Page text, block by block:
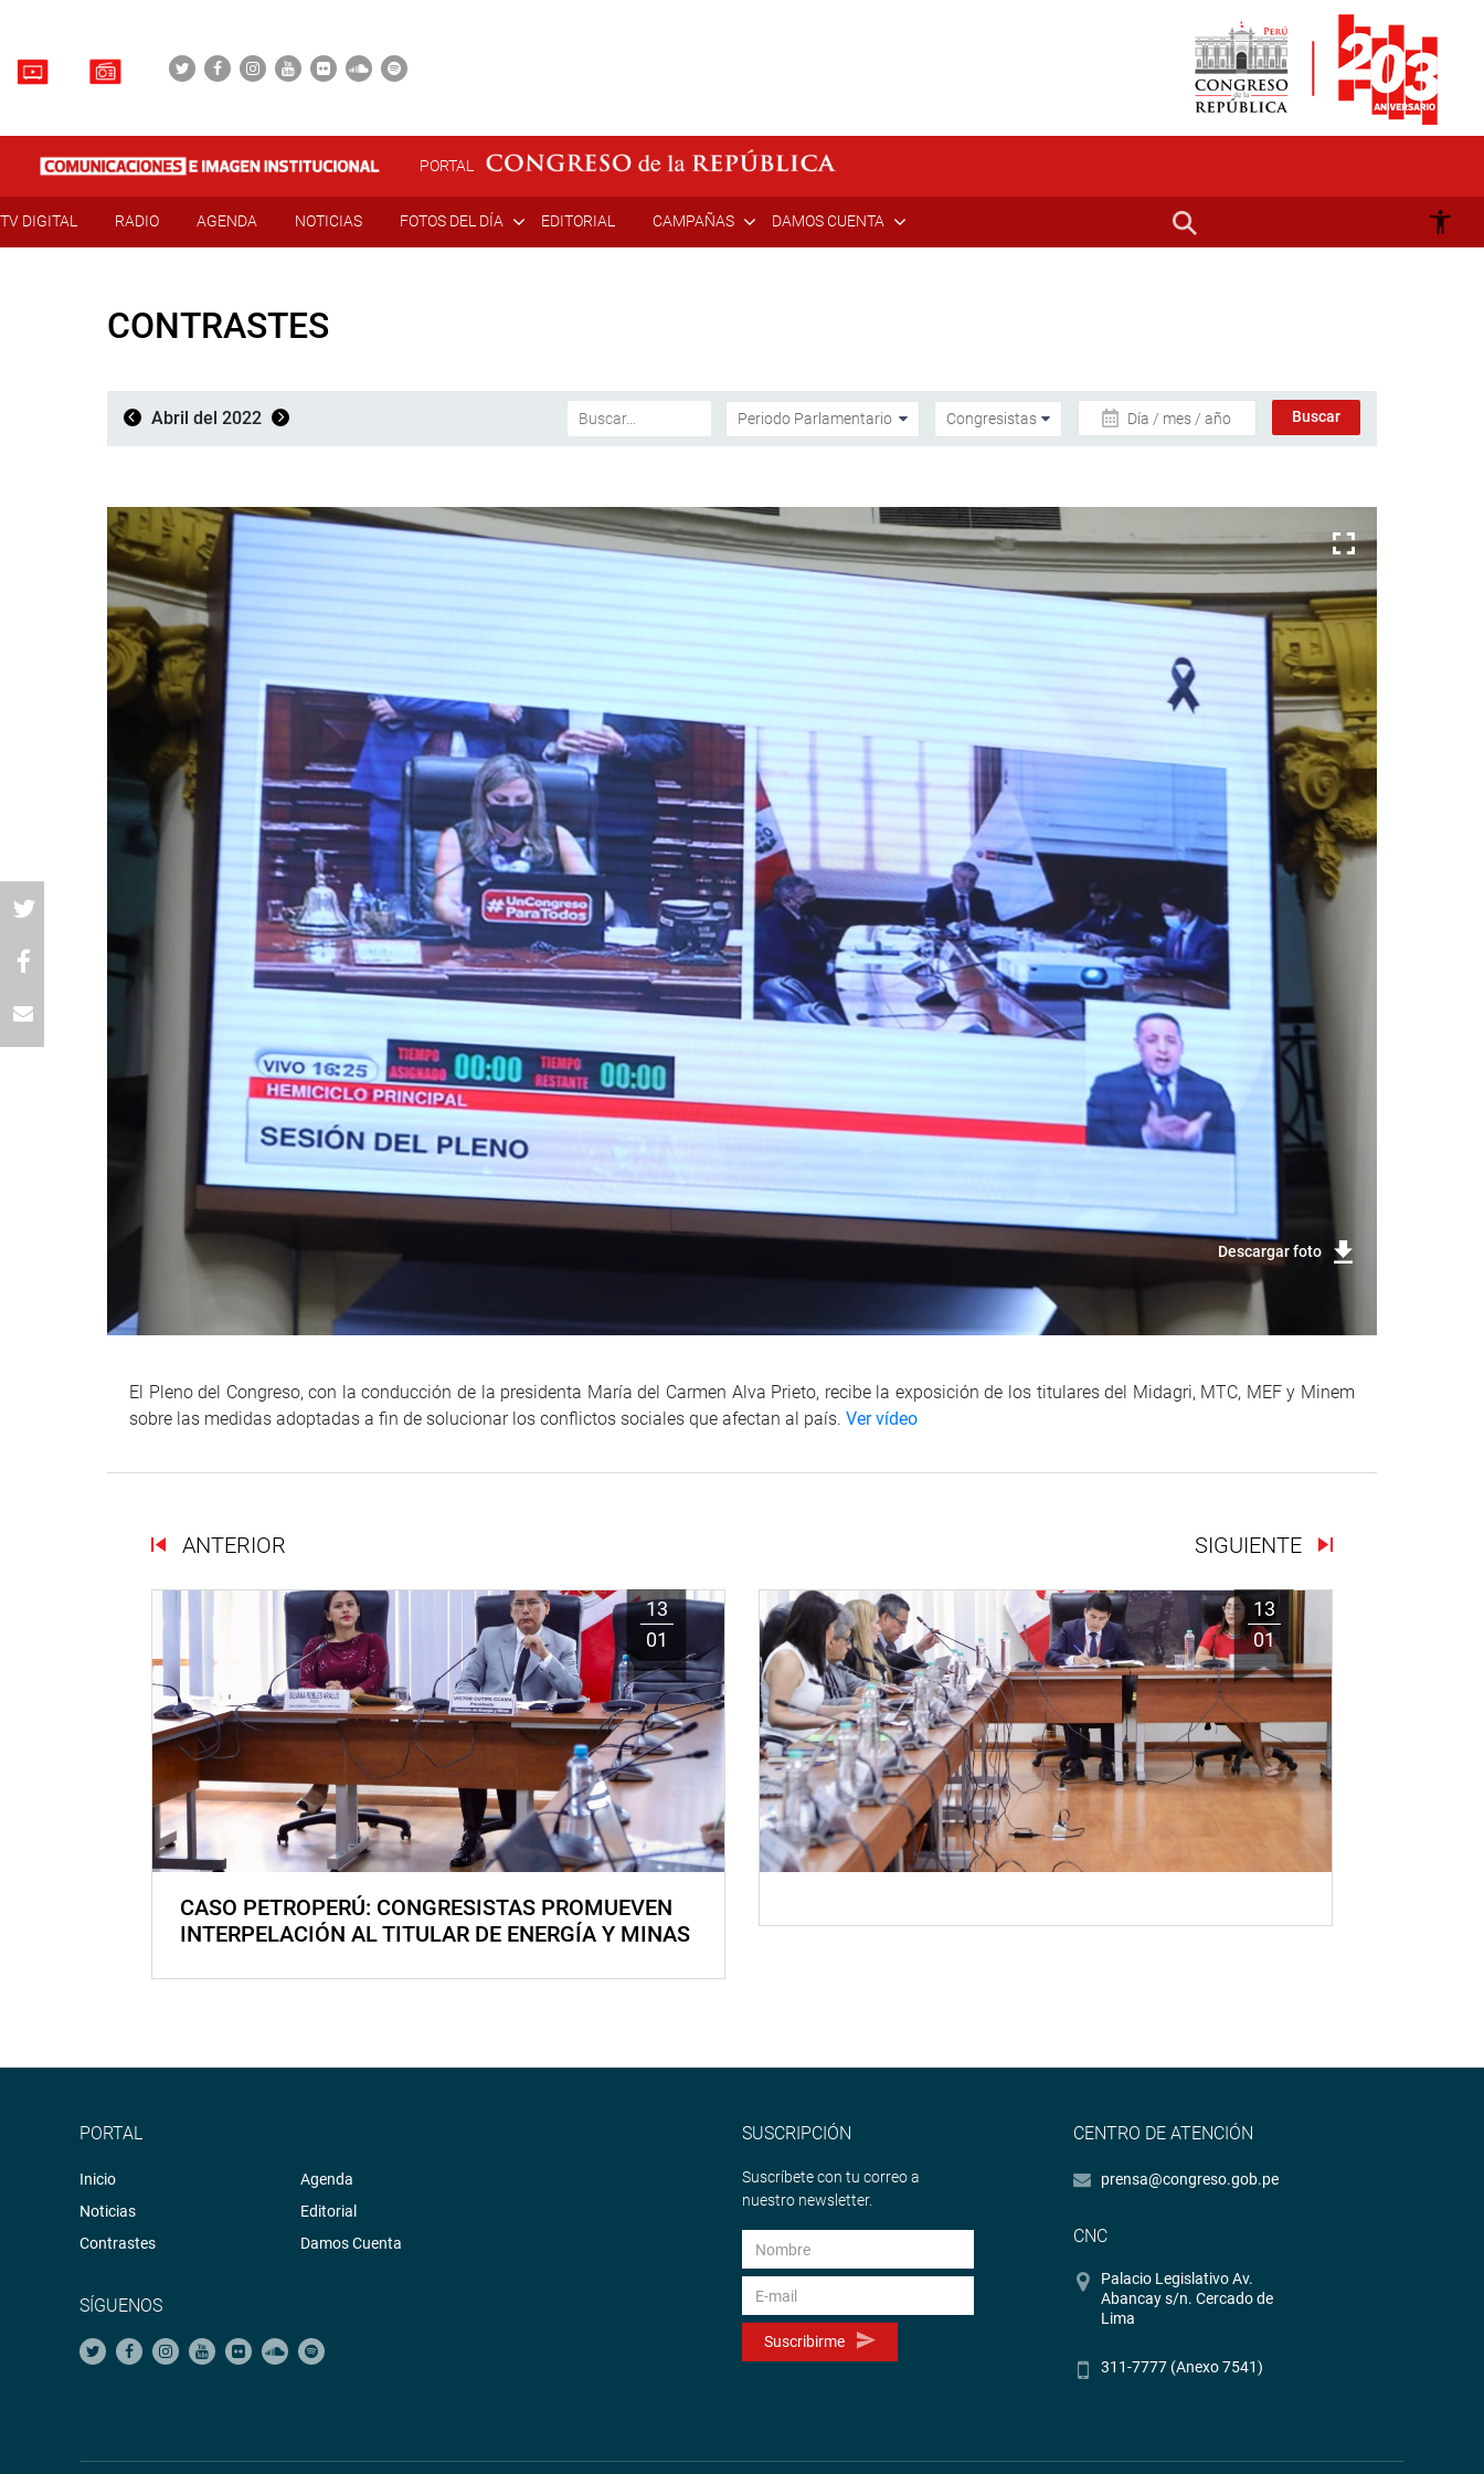
PORTAL
TV DIGITAL RADIO AGENDA NOTICIAS FOTOS DEL DÍA EDITORIAL CAMPAÑAS DAMOS CUENTA
CONTRASTES
Abril del 2022 Día / mes / año
Descargar foto
El Pleno del Congreso, con la conducción de la presidenta María del Carmen Alva Prieto, recibe la exposición de los titulares del Midagri, MTC, MEF y Minem
sobre las medidas adoptadas a fin de solucionar los conflictos sociales que afectan al país. Ver vídeo
ANTERIOR SIGUIENTE
13
01
CASO PETROPERÚ: CONGRESISTAS PROMUEVEN
INTERPELACIÓN AL TITULAR DE ENERGÍA Y MINAS
13
01
PORTAL
Inicio
Noticias
Contrastes
Agenda
Editorial
Damos Cuenta
SÍGUENOS
SUSCRIPCIÓN
Suscríbete con tu correo a
nuestro newsletter.
Suscribirme
CENTRO DE ATENCIÓN
prensa@congreso.gob.pe
CNC
Palacio Legislativo Av.
Abancay s/n. Cercado de
Lima
311-7777 (Anexo 7541)